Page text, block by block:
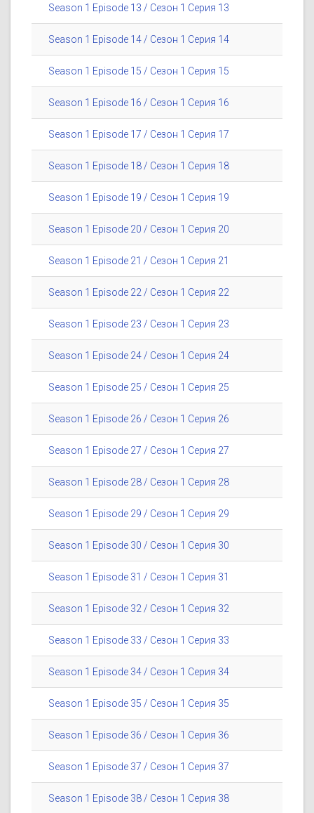
Season 1 Episode 13 / Сезон 1 Серия 13
Season 1 Episode 14 / Сезон 1 Серия 14
Season 1 Episode 15 / Сезон 1 Серия 15
Season 1 Episode 16 / Сезон 1 Серия 16
Season 1 Episode 17 / Сезон 1 Серия 17
Season 1 Episode 18 / Сезон 1 Серия 18
Season 1 Episode 19 / Сезон 1 Серия 19
Season 1 Episode 20 / Сезон 1 Серия 20
Season 1 Episode 21 / Сезон 1 Серия 21
Season 1 Episode 22 / Сезон 1 Серия 22
Season 1 Episode 23 / Сезон 1 Серия 23
Season 1 Episode 24 / Сезон 1 Серия 24
Season 1 Episode 25 / Сезон 1 Серия 25
Season 1 Episode 26 / Сезон 1 Серия 26
Season 1 Episode 27 / Сезон 1 Серия 27
Season 1 Episode 28 / Сезон 1 Серия 28
Season 1 Episode 29 / Сезон 1 Серия 29
Season 1 Episode 30 / Сезон 1 Серия 30
Season 1 Episode 31 / Сезон 1 Серия 31
Season 1 Episode 32 / Сезон 1 Серия 32
Season 1 Episode 33 / Сезон 1 Серия 33
Season 1 Episode 34 / Сезон 1 Серия 34
Season 1 Episode 35 / Сезон 1 Серия 35
Season 1 Episode 36 / Сезон 1 Серия 36
Season 1 Episode 37 / Сезон 1 Серия 37
Season 1 Episode 38 / Сезон 1 Серия 38